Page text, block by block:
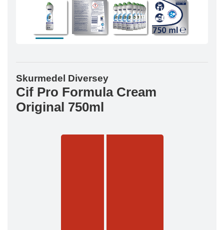
Skurmedel Diversey
Cif Pro Formula Cream
Original 750ml